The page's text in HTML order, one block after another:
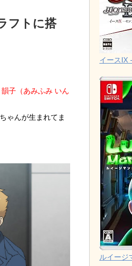
フトに搭
子（あみふみ いん
ゃんが生まれてま
イースIX
ルイージ